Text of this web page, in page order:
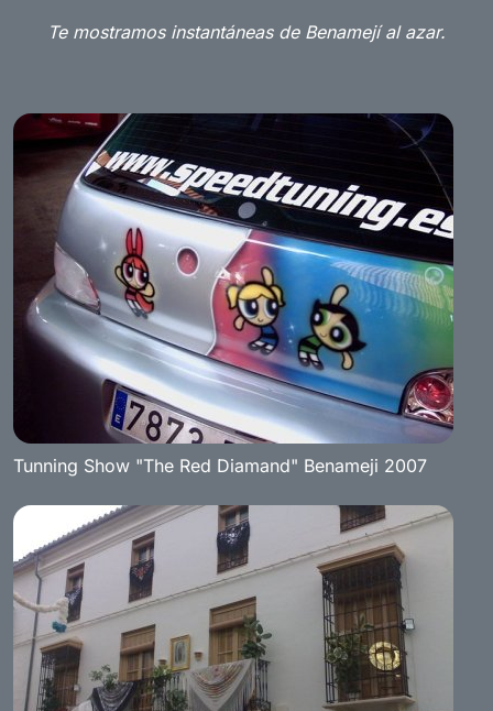
Te mostramos instantáneas de Benamejí al azar.
Tunning Show "The Red Diamand" Benameji 2007